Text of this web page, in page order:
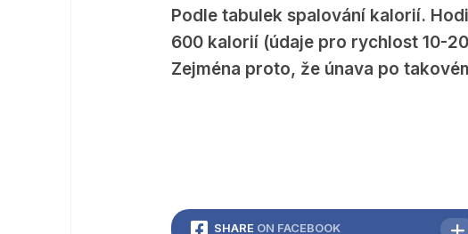
Podle tabulek spalování kalorií.
600 kalorií (údaje pro rychlost 10-
Zejména proto, že únava po
SHARE ON FACEBOOK